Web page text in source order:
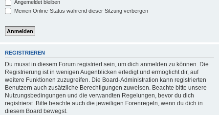
Angemeldet bleiben
Meinen Online-Status während dieser Sitzung verbergen
REGISTRIEREN
Du musst in diesem Forum registriert sein, um dich anmelden zu können. Die
Registrierung ist in wenigen Augenblicken erledigt und ermöglicht dir, auf
weitere Funktionen zuzugreifen. Die Board-Administration kann registrierten
Benutzern auch zusätzliche Berechtigungen zuweisen. Beachte bitte unsere
Nutzungsbedingungen und die verwandten Regelungen, bevor du dich
registrierst. Bitte beachte auch die jeweiligen Forenregeln, wenn du dich in
diesem Board bewegst.